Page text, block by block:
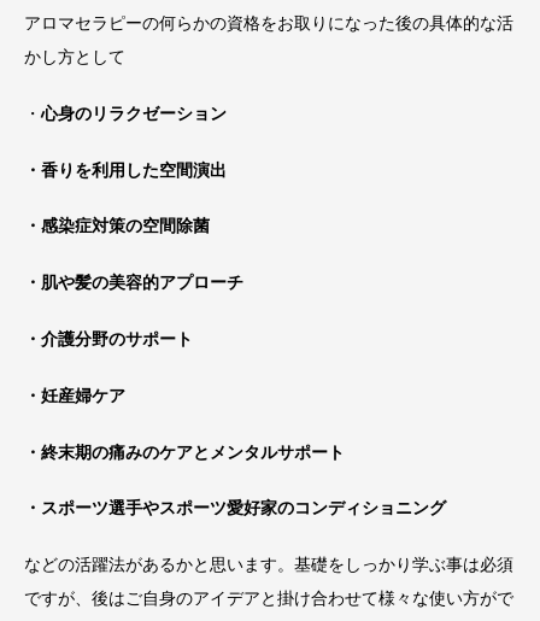
アロマセラピーの何らかの資格をお取りになった後の具体的な活
かし方として
・ 心身のリラクゼーション
・香りを利用した空間演出
・感染症対策の空間除菌
・肌や髪の美容的アプローチ
・介護分野のサポート
・妊産婦ケア
・終末期の痛みのケアとメンタルサポート
・スポーツ選手やスポーツ愛好家のコンディショニング
などの活躍法があるかと思います。基礎をしっかり学ぶ事は必須
ですが、後はご自身のアイデアと掛け合わせて様々な使い方がで